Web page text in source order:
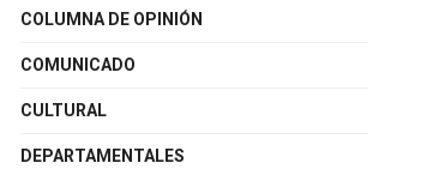
COLUMNA DE OPINIÓN
COMUNICADO
CULTURAL
DEPARTAMENTALES